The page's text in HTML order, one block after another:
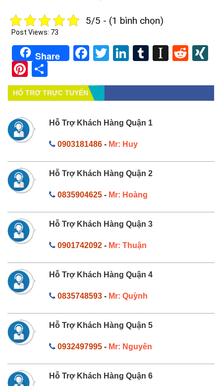
5/5 - (1 bình chọn)
Post Views: 73
Share Facebook
TwitterLinkedIn
Tumblr
Pinterest
HỔ TRỢ TRỰC TUYẾN
Hỗ Trợ Khách Hàng Quận 1
0903181486- Mr: Huy
Hỗ Trợ Khách Hàng Quận 2
0835904625- Mr: Hoàng
Hỗ Trợ Khách Hàng Quận 3
0901742092- Mr: Thuận
Hỗ Trợ Khách Hàng Quận 4
0835748593- Mr: Quỳnh
Hỗ Trợ Khách Hàng Quận 5
0932497995- Mr: Nguyên
Hỗ Trợ Khách Hàng Quận 6